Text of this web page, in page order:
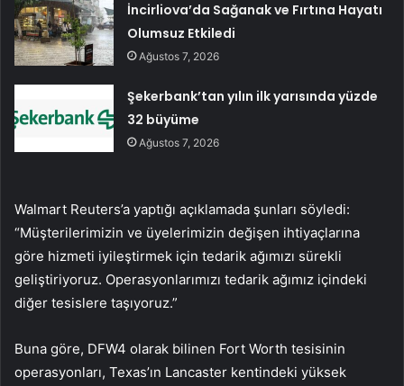
İncirliova’da Sağanak ve Fırtına Hayatı
Olumsuz Etkiledi
Ağustos 7, 2026
Şekerbank’tan yılın ilk yarısında yüzde
32 büyüme
Ağustos 7, 2026
Walmart Reuters’a yaptığı açıklamada şunları söyledi:
“Müşterilerimizin ve üyelerimizin değişen ihtiyaçlarına
göre hizmeti iyileştirmek için tedarik ağımızı sürekli
geliştiriyoruz. Operasyonlarımızı tedarik ağımız içindeki
diğer tesislere taşıyoruz.”
Buna göre, DFW4 olarak bilinen Fort Worth tesisinin
operasyonları, Texas’ın Lancaster kentindeki yüksek